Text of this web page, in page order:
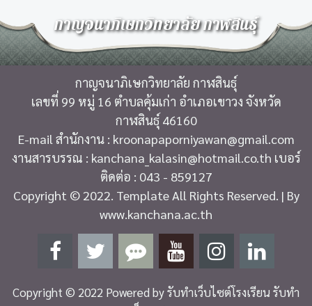
กาญจนาภิเษกวิทยาลัย กาฬสินธุ์
กาญจนาภิเษกวิทยาลัย กาฬสินธุ์
เลขที่ 99 หมู่ 16 ตำบลคุ้มเก่า อำเภอเขาวง จังหวัด
กาฬสินธุ์ 46160
E-mail สำนักงาน : kroonapaporniyawan@gmail.com
งานสารบรรณ : kanchana_kalasin@hotmail.co.th เบอร์
ติดต่อ : 043 - 859127
Copyright © 2022. Template All Rights Reserved. | By
www.kanchana.ac.th
Copyright © 2022 Powered byรับทำเว็บไซต์โรงเรียน รับทำ